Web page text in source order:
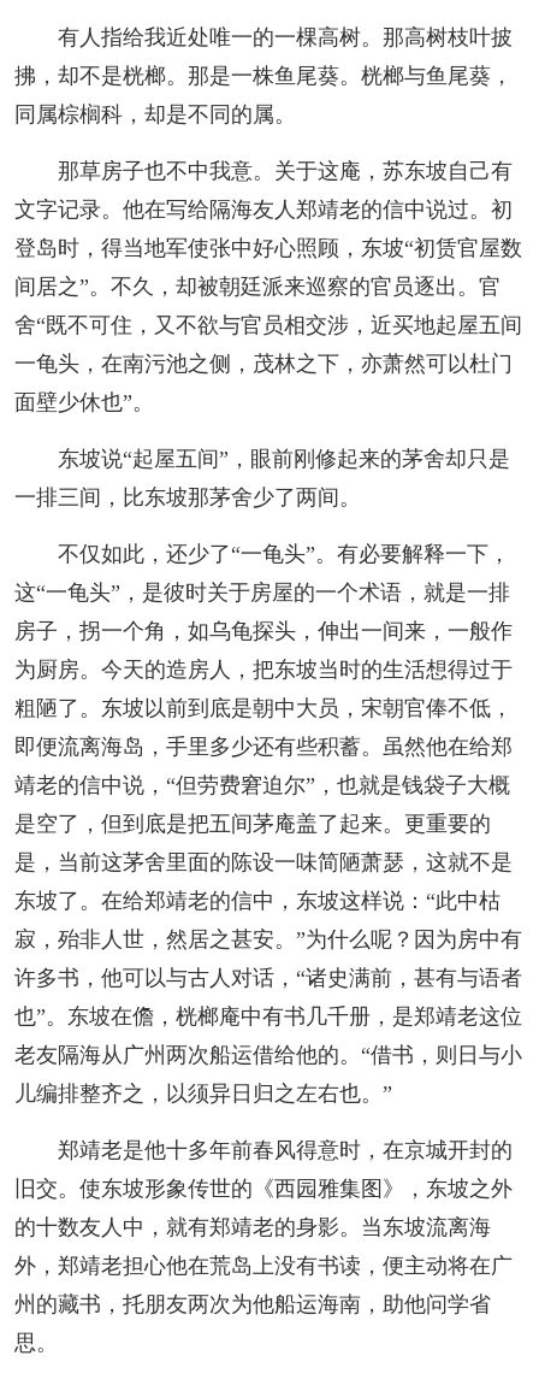
有人指给我近处唯一的一棵高树。那高树枝叶披
拂，却不是桄榔。那是一株鱼尾葵。桄榔与鱼尾葵，
同属棕榈科，却是不同的属。
那草房子也不中我意。关于这庵，苏东坡自己有
文字记录。他在写给隔海友人郑靖老的信中说过。初
登岛时，得当地军使张中好心照顾，东坡“初赁官屋数
间居之”。不久，却被朝廷派来巡察的官员逐出。官
舍“既不可住，又不欲与官员相交涉，近买地起屋五间
一龟头，在南污池之侧，茂林之下，亦萧然可以杜门
面壁少休也”。
东坡说“起屋五间”，眼前刚修起来的茅舍却只是
一排三间，比东坡那茅舍少了两间。
不仅如此，还少了“一龟头”。有必要解释一下，
这“一龟头”，是彼时关于房屋的一个术语，就是一排
房子，拐一个角，如乌龟探头，伸出一间来，一般作
为厨房。今天的造房人，把东坡当时的生活想得过于
粗陋了。东坡以前到底是朝中大员，宋朝官俸不低，
即便流离海岛，手里多少还有些积蓄。虽然他在给郑
靖老的信中说，“但劳费窘迫尔”，也就是钱袋子大概
是空了，但到底是把五间茅庵盖了起来。更重要的
是，当前这茅舍里面的陈设一味简陋萧瑟，这就不是
东坡了。在给郑靖老的信中，东坡这样说：“此中枯
寂，殆非人世，然居之甚安。”为什么呢？因为房中有
许多书，他可以与古人对话，“诸史满前，甚有与语者
也”。东坡在儋，桄榔庵中有书几千册，是郑靖老这位
老友隔海从广州两次船运借给他的。“借书，则日与小
儿编排整齐之，以须异日归之左右也。”
郑靖老是他十多年前春风得意时，在京城开封的
旧交。使东坡形象传世的《西园雅集图》，东坡之外
的十数友人中，就有郑靖老的身影。当东坡流离海
外，郑靖老担心他在荒岛上没有书读，便主动将在广
州的藏书，托朋友两次为他船运海南，助他问学省
思。